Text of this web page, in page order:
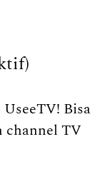
Bisa
channel TV